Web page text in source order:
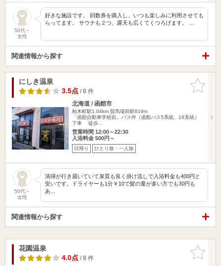
50代～
女性
好きな施設です。 回数券を購入し、いつも楽しみに利用させても
らってます。 サウナも２つ、露天も広くてくつろげます。 …
関連情報から探す
お気に入
りに追加
にしき温泉
3.5点/ 8 件
北海道 / 函館市
柏木町駅1.04km 競馬場前駅619m
「函館自動車学校前」バス停（函館バス5系統、16系統）
下車 徒歩…
営業時間 12:00～22:30
入浴料金 500円～
日帰り ひとり旅・一人旅
50代～
女性
清掃が行き届いていて泉質も良く掛け流しで入浴料金も400円と
安いです。ドライヤーも1分￥10で髪の量が多い方でも30円も
あ…
関連情報から探す
お気に入
りに追加
花園温泉
4.0点/ 8 件